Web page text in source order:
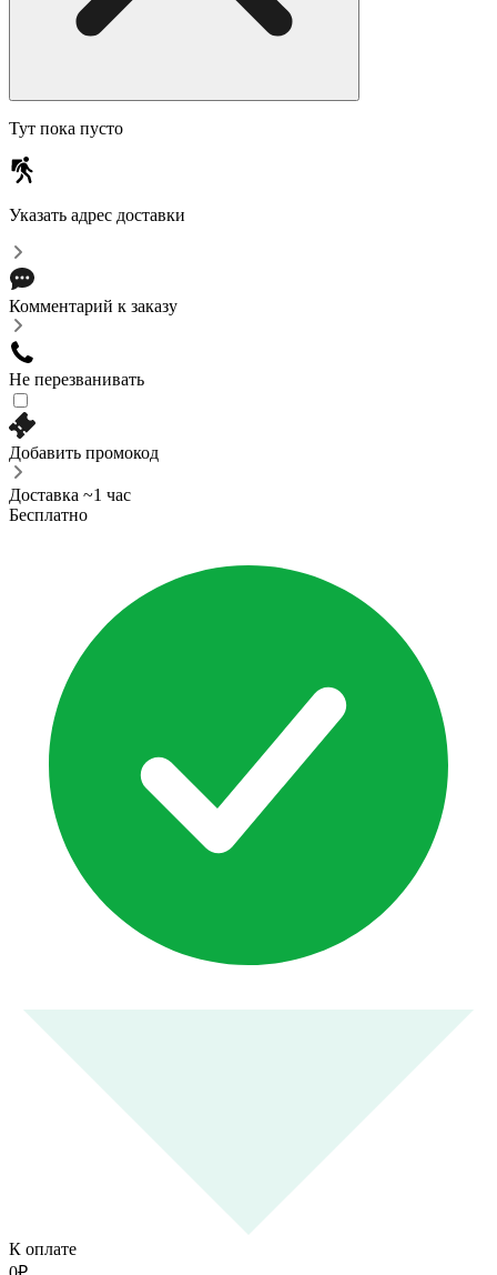
Тут пока пусто
Указать адрес доставки
Комментарий к заказу
Не перезванивать
Добавить промокод
Доставка ~1 час
Бесплатно
К оплате